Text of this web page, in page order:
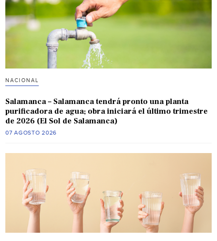
NACIONAL
Salamanca – Salamanca tendrá pronto una planta
purificadora de agua; obra iniciará el último trimestre
de 2026 (El Sol de Salamanca)
07 AGOSTO 2026